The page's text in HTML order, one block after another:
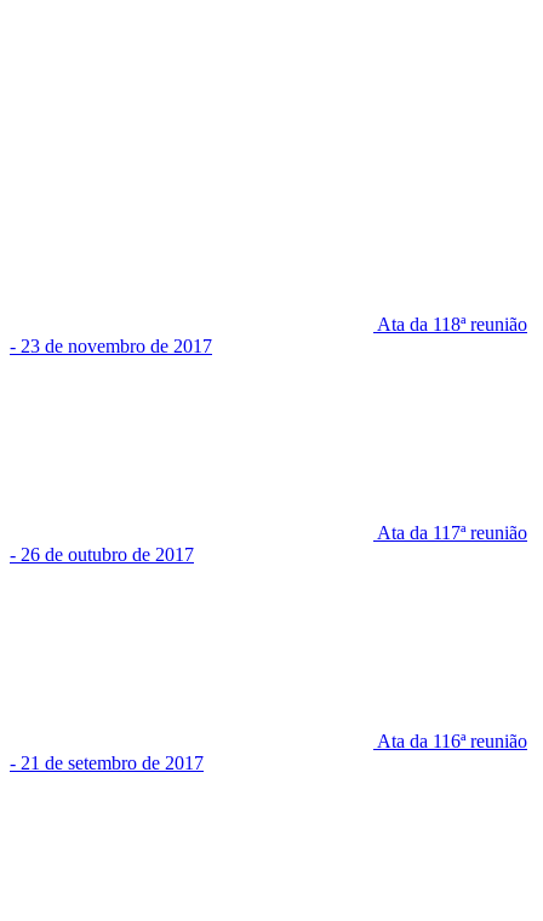
Ata da 118ª reunião
- 23 de novembro de 2017
Ata da 117ª reunião
- 26 de outubro de 2017
Ata da 116ª reunião
- 21 de setembro de 2017